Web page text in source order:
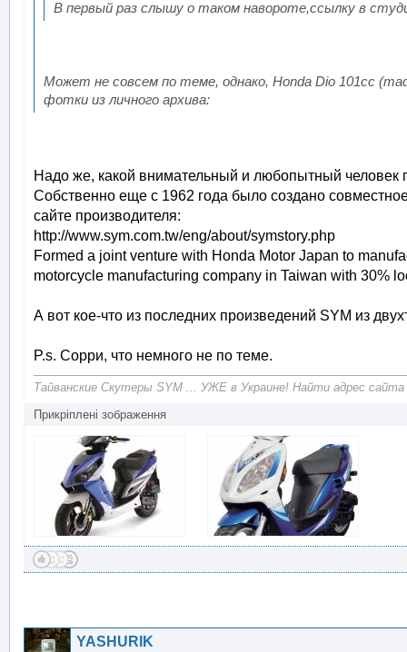
В первый раз слышу о таком навороте,ссылку в
Может не совсем по теме, однако, Honda Dio 101cc
фотки из личного архива:
Надо же, какой внимательный и любопытный человек
Собственно еще с 1962 года было создано
сайте производителя:
http://www.sym.com.tw/eng/about/symstory.php
Formed a joint venture with Honda Motor Japan to
motorcycle manufacturing company in Taiwan with 30%
А вот кое-что из последних произведений SYM из
P.s. Сорри, что немного не по теме.
Тайванские Скутеры SYM ... УЖЕ в Украине! Найти адрес
Прикріплені зображення
YASHURIK